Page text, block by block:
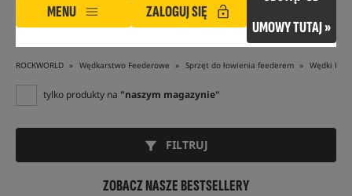
MENU ZALOGUJ SIĘ
UMOWY TUTAJ »
ROCKWORLD Wędkarstwo Feederowe Sprzęt do łowienia feederem Wędki
tylko produkty na "naszym magazynie"
FILTRUJ
ZOBACZ NASZE BESTSELLERY